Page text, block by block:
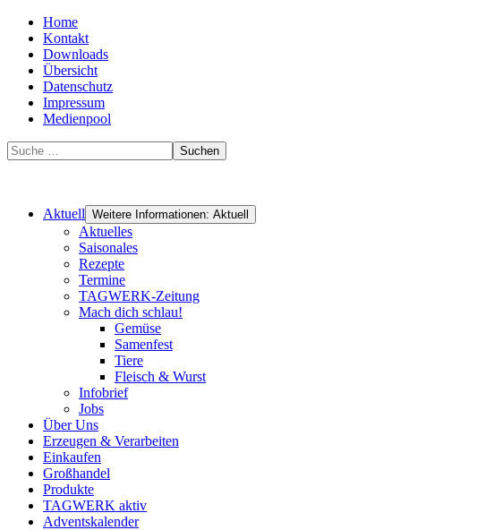
Home
Kontakt
Downloads
Übersicht
Datenschutz
Impressum
Medienpool
Suchen
Aktuell Weitere Informationen: Aktuell
Aktuelles
Saisonales
Rezepte
Termine
TAGWERK-Zeitung
Mach dich schlau!
Gemüse
Samenfest
Tiere
Fleisch & Wurst
Infobrief
Jobs
Über Uns
Erzeugen & Verarbeiten
Einkaufen
Großhandel
Produkte
TAGWERK aktiv
Adventskalender